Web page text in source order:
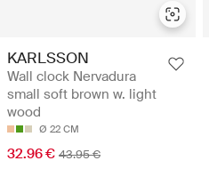
KARLSSON
Wall clock Nervadura
small soft brown w. light
wood
Ø 22 CM
32.96 € 43.95 €